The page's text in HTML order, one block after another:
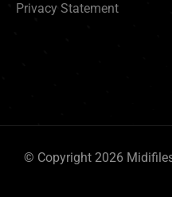
Privacy Statement
© Copyright 2026